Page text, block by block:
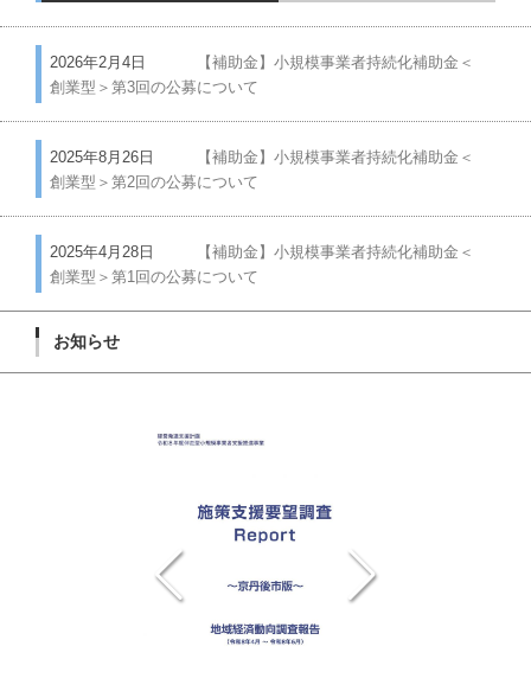
2026年2月4日
【補助金】小規模事業者持続化補助金＜
創業型＞第3回の公募について
2025年8月26日
【補助金】小規模事業者持続化補助金＜
創業型＞第2回の公募について
2025年4月28日
【補助金】小規模事業者持続化補助金＜
創業型＞第1回の公募について
お知らせ